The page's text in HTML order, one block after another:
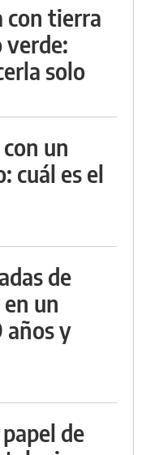
con tierra
verde:
solo
un
cuál es el
de
un
años y
de